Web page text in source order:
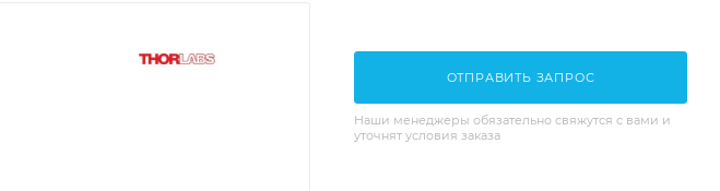
ОТПРАВИТЬ ЗАПРОС
Наши менеджеры обязательно свяжутся с вами и
уточнят условия заказа